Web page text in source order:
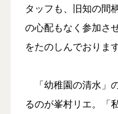
タッフも、旧知の間
の心配もなく参加さ
をたのしんでおりま
「幼稚園の清水」
るのが峯村リエ。「